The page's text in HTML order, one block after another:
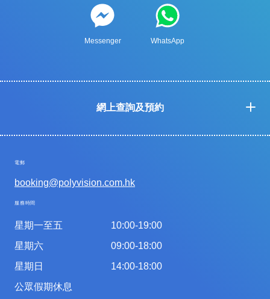
Messenger WhatsApp
網上查詢及預約
電郵
booking@polyvision.com.hk
服務時間
星期一至五
星期六
星期日
公眾假期休息
10:00-19:00
09:00-18:00
14:00-18:00